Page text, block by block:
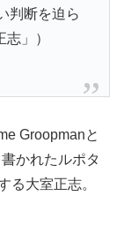
判断を迫ら
」）
Groopmanと
かれたルポタ
る大室正志。